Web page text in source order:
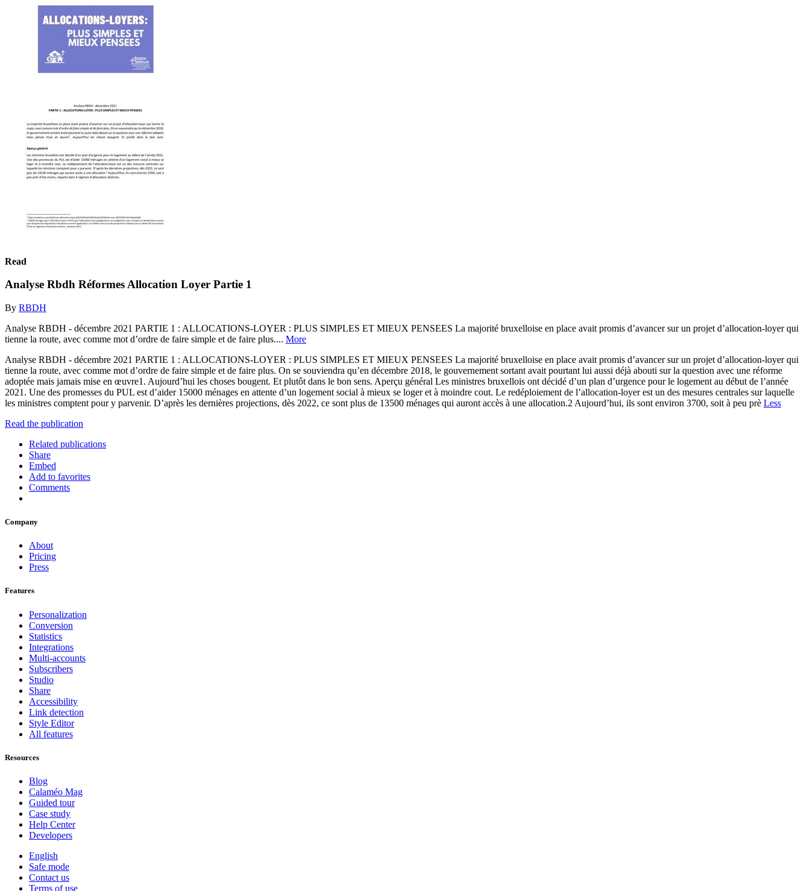
Read
Analyse Rbdh Réformes Allocation Loyer Partie 1
By RBDH
Analyse RBDH - décembre 2021 PARTIE 1 : ALLOCATIONS-LOYER : PLUS SIMPLES ET MIEUX PENSEES La majorité bruxelloise en place avait promis d’avancer sur un projet d’allocation-loyer qui
tienne la route, avec comme mot d’ordre de faire simple et de faire plus.... More
Analyse RBDH - décembre 2021 PARTIE 1 : ALLOCATIONS-LOYER : PLUS SIMPLES ET MIEUX PENSEES La majorité bruxelloise en place avait promis d’avancer sur un projet d’allocation-loyer qui
tienne la route, avec comme mot d’ordre de faire simple et de faire plus. On se souviendra qu’en décembre 2018, le gouvernement sortant avait pourtant lui aussi déjà abouti sur la question avec une réforme
adoptée mais jamais mise en œuvre1. Aujourd’hui les choses bougent. Et plutôt dans le bon sens. Aperçu général Les ministres bruxellois ont décidé d’un plan d’urgence pour le logement au début de l’année
2021. Une des promesses du PUL est d’aider 15000 ménages en attente d’un logement social à mieux se loger et à moindre cout. Le redéploiement de l’allocation-loyer est un des mesures centrales sur laquelle
les ministres comptent pour y parvenir. D’après les dernières projections, dès 2022, ce sont plus de 13500 ménages qui auront accès à une allocation.2 Aujourd’hui, ils sont environ 3700, soit à peu prè Less
Read the publication
Related publications
Share
Embed
Add to favorites
Comments
Company
About
Pricing
Press
Features
Personalization
Conversion
Statistics
Integrations
Multi-accounts
Subscribers
Studio
Share
Accessibility
Link detection
Style Editor
All features
Resources
Blog
Calaméo Mag
Guided tour
Case study
Help Center
Developers
English
Safe mode
Contact us
Terms of use